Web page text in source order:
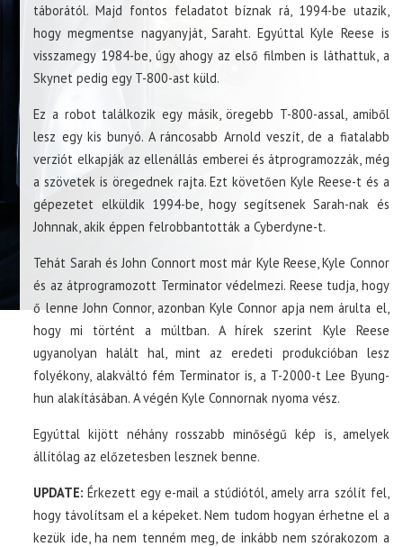
táborától. Majd fontos feladatot bíznak rá, 1994-be utazik,
hogy megmentse nagyanyját, Saraht. Egyúttal Kyle Reese is
visszamegy 1984-be, úgy ahogy az első filmben is láthattuk, a
Skynet pedig egy T-800-ast küld.
Ez a robot találkozik egy másik, öregebb T-800-assal, amiből
lesz egy kis bunyó. A ráncosabb Arnold veszít, de a fiatalabb
verziót elkapják az ellenállás emberei és átprogramozzák, még
a szövetek is öregednek rajta. Ezt követően Kyle Reese-t és a
gépezetet elküldik 1994-be, hogy segítsenek Sarah-nak és
Johnnak, akik éppen felrobbantották a Cyberdyne-t.
Tehát Sarah és John Connort most már Kyle Reese, Kyle Connor
és az átprogramozott Terminator védelmezi. Reese tudja, hogy
ő lenne John Connor, azonban Kyle Connor apja nem árulta el,
hogy mi történt a múltban. A hírek szerint Kyle Reese
ugyanolyan halált hal, mint az eredeti produkcióban lesz
folyékony, alakváltó fém Terminator is, a T-2000-t Lee Byung-
hun alakításában. A végén Kyle Connornak nyoma vész.
Egyúttal kijött néhány rosszabb minőségű kép is, amelyek
állítólag az előzetesben lesznek benne.
UPDATE: Érkezett egy e-mail a stúdiótól, amely arra szólít fel,
hogy távolítsam el a képeket. Nem tudom hogyan érhetne el a
kezük ide, ha nem tenném meg, de inkább nem szórakozom a